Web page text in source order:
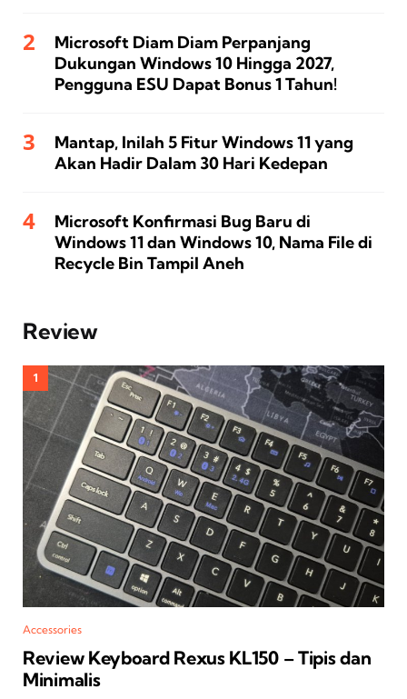
Microsoft Diam Diam Perpanjang
Dukungan Windows 10 Hingga 2027,
Pengguna ESU Dapat Bonus 1 Tahun!
Mantap, Inilah 5 Fitur Windows 11 yang
Akan Hadir Dalam 30 Hari Kedepan
Microsoft Konfirmasi Bug Baru di
Windows 11 dan Windows 10, Nama File di
Recycle Bin Tampil Aneh
Review
Accessories
Review Keyboard Rexus KL150 – Tipis dan
Minimalis